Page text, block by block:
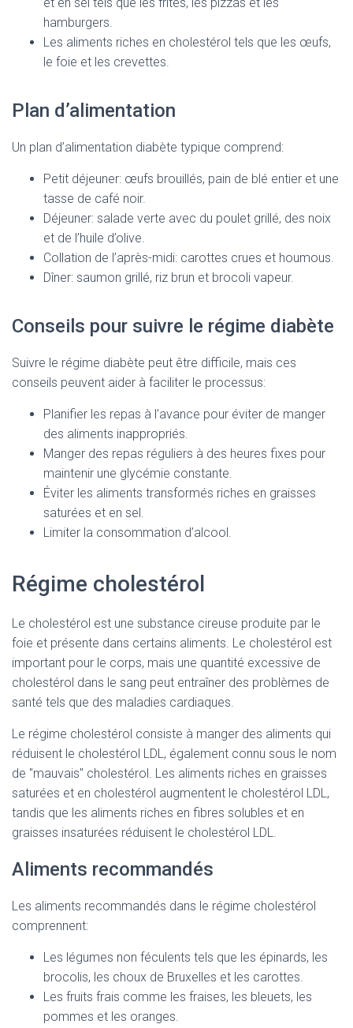
hamburgers.
Les aliments riches en cholestérol tels que les œufs,
le foie et les crevettes.
Plan d’alimentation
Un plan d’alimentation diabète typique comprend:
Petit déjeuner: œufs brouillés, pain de blé entier et une
tasse de café noir.
Déjeuner: salade verte avec du poulet grillé, des noix
et de l’huile d’olive.
Collation de l’après-midi: carottes crues et houmous.
Dîner: saumon grillé, riz brun et brocoli vapeur.
Conseils pour suivre le régime diabète
Suivre le régime diabète peut être difficile, mais ces
conseils peuvent aider à faciliter le processus:
Planifier les repas à l’avance pour éviter de manger
des aliments inappropriés.
Manger des repas réguliers à des heures fixes pour
maintenir une glycémie constante.
Éviter les aliments transformés riches en graisses
saturées et en sel.
Limiter la consommation d’alcool.
Régime cholestérol
Le cholestérol est une substance cireuse produite par le
foie et présente dans certains aliments. Le cholestérol est
important pour le corps, mais une quantité excessive de
cholestérol dans le sang peut entraîner des problèmes de
santé tels que des maladies cardiaques.
Le régime cholestérol consiste à manger des aliments qui
réduisent le cholestérol LDL, également connu sous le nom
de "mauvais" cholestérol. Les aliments riches en graisses
saturées et en cholestérol augmentent le cholestérol LDL,
tandis que les aliments riches en fibres solubles et en
graisses insaturées réduisent le cholestérol LDL.
Aliments recommandés
Les aliments recommandés dans le régime cholestérol
comprennent:
Les légumes non féculents tels que les épinards, les
brocolis, les choux de Bruxelles et les carottes.
Les fruits frais comme les fraises, les bleuets, les
pommes et les oranges.